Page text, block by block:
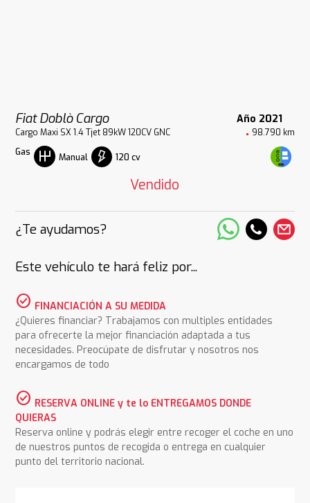
Fiat Doblò Cargo Año 2021
Cargo Maxi SX 1.4 Tjet 89kW 120CV GNC
98.790 km
Gas
Manual 120 cv
Vendido
¿Te ayudamos?
Este vehículo te hará feliz por...
check_circle FINANCIACIÓN A SU MEDIDA
¿Quieres financiar? Trabajamos con multiples entidades
para ofrecerte la mejor financiación adaptada a tus
necesidades. Preocúpate de disfrutar y nosotros nos
encargamos de todo
check_circle RESERVA ONLINE y te lo ENTREGAMOS DONDE
QUIERAS
Reserva online y podrás elegir entre recoger el coche en uno
de nuestros puntos de recogida o entrega en cualquier
punto del territorio nacional.